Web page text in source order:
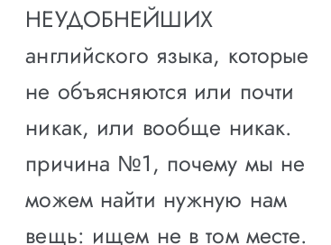
НЕУДОБНЕЙШИХ
английского языка, которые
не объясняются или почти
никак, или вообще никак.
причина №1, почему мы не
можем найти нужную нам
вещь: ищем не в том месте.